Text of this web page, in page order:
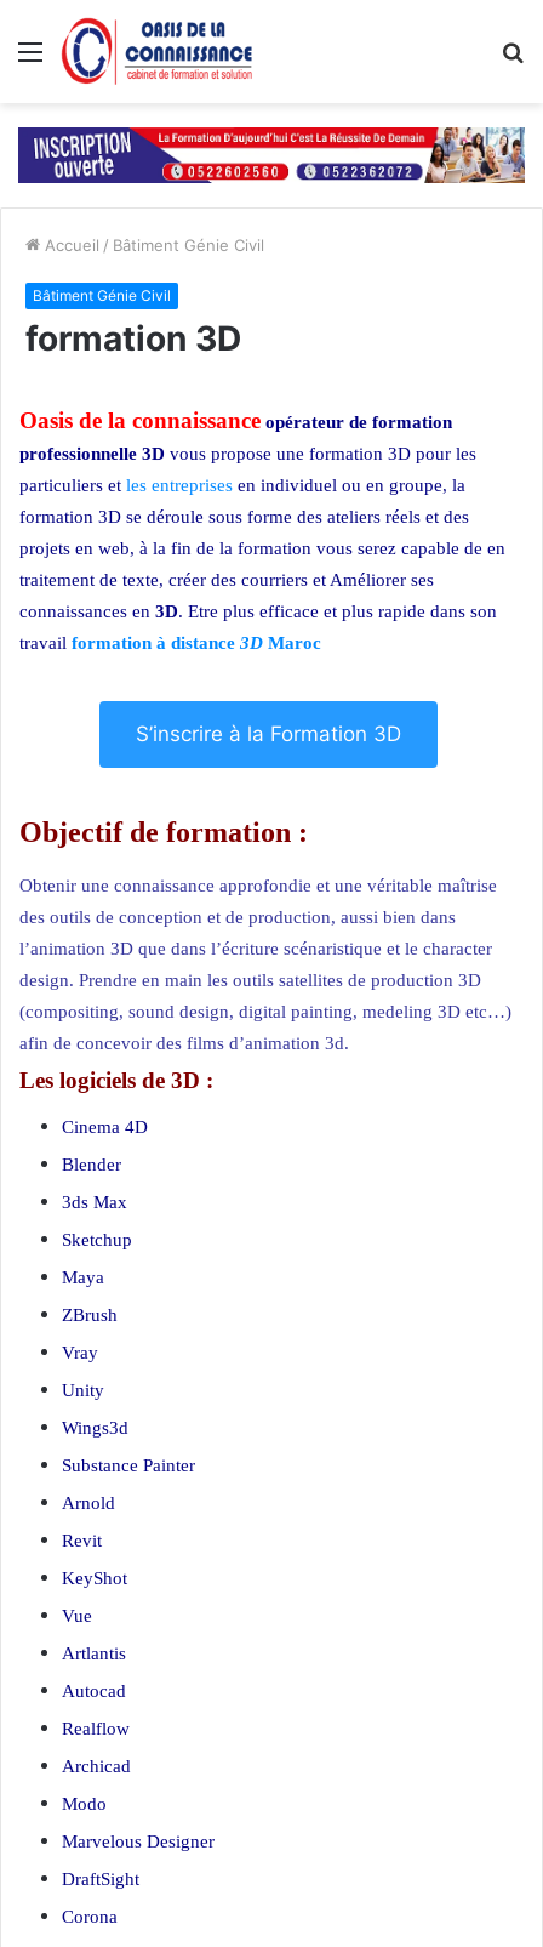
Menu
Accueil / Bâtiment Génie Civil
Bâtiment Génie Civil
formation 3D
Oasis de la connaissance opérateur de formation
professionnelle 3D vous propose une formation 3D pour les
particuliers et les entreprises en individuel ou en groupe, la
formation 3D se déroule sous forme des ateliers réels et des
projets en web, à la fin de la formation vous serez capable de en
traitement de texte, créer des courriers et Améliorer ses
connaissances en 3D. Etre plus efficace et plus rapide dans son
travail formation à distance 3D Maroc
S’inscrire à la Formation 3D
Objectif de formation :
Obtenir une connaissance approfondie et une véritable maîtrise
des outils de conception et de production, aussi bien dans
l’animation 3D que dans l’écriture scénaristique et le character
design. Prendre en main les outils satellites de production 3D
(compositing, sound design, digital painting, medeling 3D etc…)
afin de concevoir des films d’animation 3d.
Les logiciels de 3D :
Cinema 4D
Blender
3ds Max
Sketchup
Maya
ZBrush
Vray
Unity
Wings3d
Substance Painter
Arnold
Revit
KeyShot
Vue
Artlantis
Autocad
Realflow
Archicad
Modo
Marvelous Designer
DraftSight
Corona